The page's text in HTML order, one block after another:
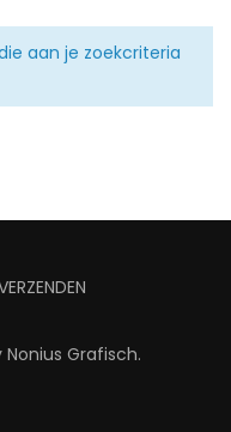
aan je zoekcriteria
Nonius Grafisch.